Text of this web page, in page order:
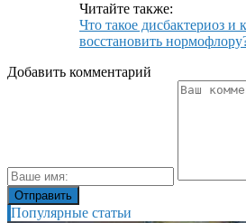
Читайте также:
Что такое дисбактериоз и
восстановить
Добавить комментарий
Популярные статьи